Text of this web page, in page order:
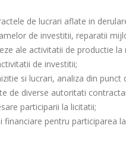
de lucrari aflate in
de investitii, reparatii
ale activitatii de productie la
de investitii;
si lucrari, analiza din
de diverse autoritati
participarii la licitatii;
pentru participarea